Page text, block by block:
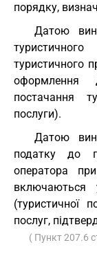
порядку,
Датою
туристичного
оформлення
постачання
послуги).
Датою
податку до
оператора
включаються
(туристичної
послуг,
( Пункт 207.6